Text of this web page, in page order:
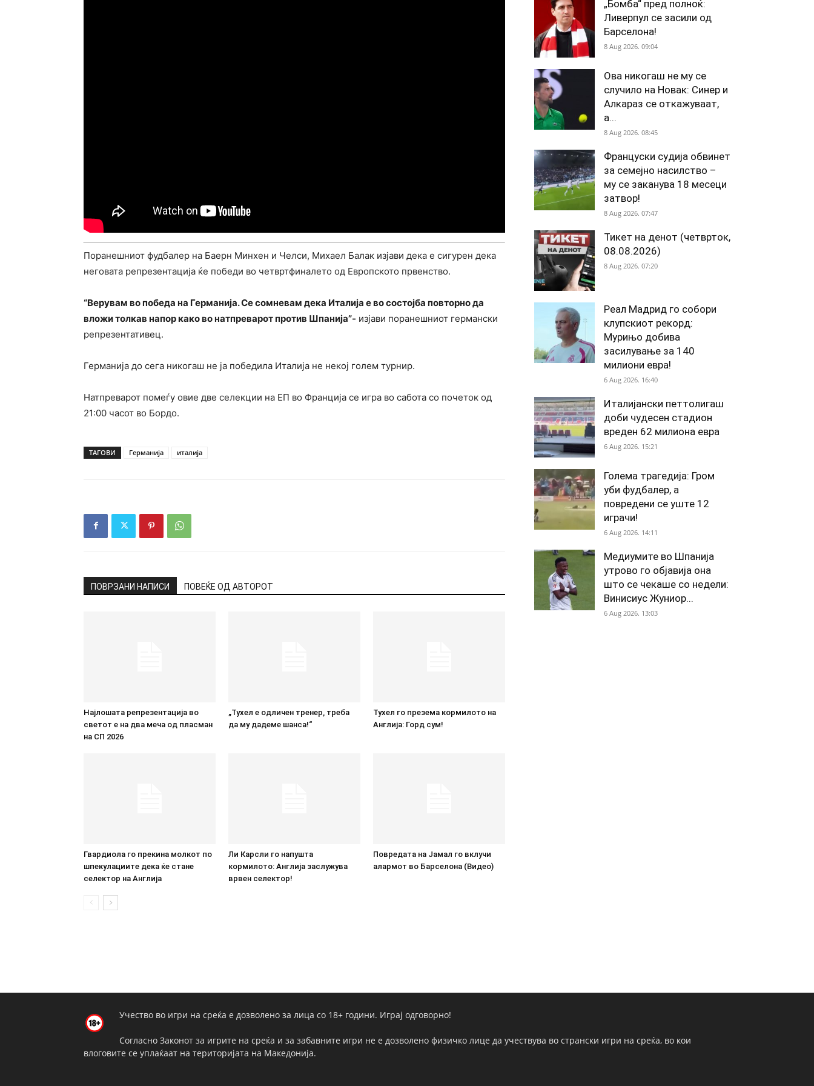
Поранешниот фудбалер на Баерн Минхен и Челси, Михаел Балак изјави дека е сигурен дека
неговата репрезентација ќе победи во четвртфиналето од Европското првенство.
“Верувам во победа на Германија. Се сомневам дека Италија е во состојба повторно да
вложи толкав напор како во натпреварот против Шпанија”- изјави поранешниот германски
репрезентативец.
Германија до сега никогаш не ја победила Италија не некој голем турнир.
Натпреварот помеѓу овие две селекции на ЕП во Франција се игра во сабота со почеток од
21:00 часот во Бордо.
ТАГОВИ Германија италија
ПОВРЗАНИ НАПИСИ ПОВЕЌЕ ОД АВТОРОТ
Најлошата репрезентација во
светот е на два меча од пласман
на СП 2026
„Тухел е одличен тренер, треба
да му дадеме шанса!“
Тухел го презема кормилото на
Англија: Горд сум!
Гвардиола го прекина молкот по
шпекулациите дека ќе стане
селектор на Англија
Ли Карсли го напушта
кормилото: Англија заслужува
врвен селектор!
Повредата на Јамал го вклучи
алармот во Барселона (Видео)
„Бомба“ пред полноќ:
Ливерпул се засили од
Барселона!
8 Aug 2026. 09:04
Ова никогаш не му се
случило на Новак: Синер и
Алкараз се откажуваат,
а...
8 Aug 2026. 08:45
Француски судија обвинет
за семејно насилство –
му се заканува 18 месеци
затвор!
8 Aug 2026. 07:47
Тикет на денот (четврток,
08.08.2026)
8 Aug 2026. 07:20
Реал Мадрид го собори
клупскиот рекорд:
Мурињо добива
засилување за 140
милиони евра!
6 Aug 2026. 16:40
Италијански петтолигаш
доби чудесен стадион
вреден 62 милиона евра
6 Aug 2026. 15:21
Голема трагедија: Гром
уби фудбалер, а
повредени се уште 12
играчи!
6 Aug 2026. 14:11
Медиумите во Шпанија
утрово го објавија она
што се чекаше со недели:
Винисиус Жуниор...
6 Aug 2026. 13:03
Учество во игри на среќа е дозволено за лица со 18+ години. Играј одговорно!
Согласно Законот за игрите на среќа и за забавните игри не е дозволено физичко лице да учествува во странски игри на среќа, во кои
влоговите се уплаќаат на територијата на Македонија.